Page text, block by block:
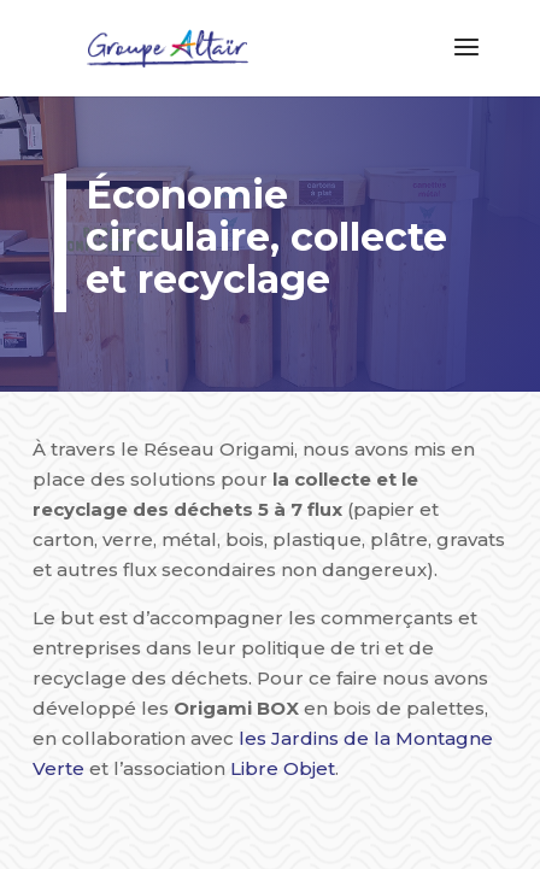
Économie
circulaire, collecte
et recyclage
À travers le Réseau Origami, nous avons mis en
place des solutions pour la collecte et le
recyclage des déchets 5 à 7 flux (papier et
carton, verre, métal, bois, plastique, plâtre, gravats
et autres flux secondaires non dangereux).
Le but est d’accompagner les commerçants et
entreprises dans leur politique de tri et de
recyclage des déchets. Pour ce faire nous avons
développé les Origami BOX en bois de palettes,
en collaboration avec les Jardins de la Montagne
Verte et l’association Libre Objet.